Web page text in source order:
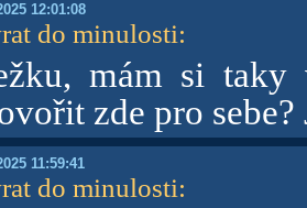
12:01:08
do minulosti:
mám si
zde pro
11:59:41
do minulosti: